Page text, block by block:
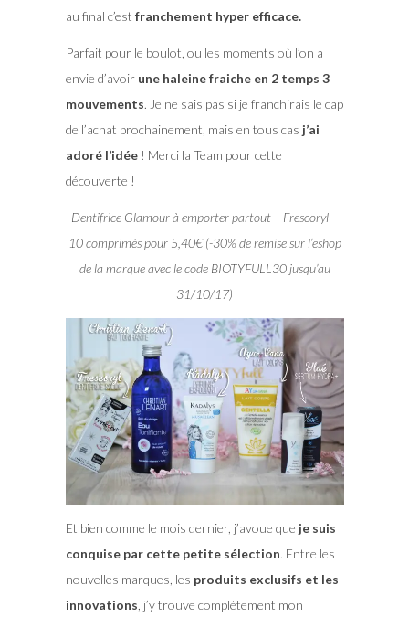
au final c’est franchement hyper efficace.
Parfait pour le boulot, ou les moments où l’on a
envie d’avoirune haleine fraiche en 2 temps 3
mouvements. Je ne sais pas si je franchirais le cap
de l’achat prochainement, mais en tous cas j’ai
adoré l’idée! Merci la Team pour cette
découverte !
Dentifrice Glamour à emporter partout – Frescoryl –
10 comprimés pour 5,40€ (-30% de remise sur l’eshop
de la marque avec le code BIOTYFULL30 jusqu’au
31/10/17)
Et bien comme le mois dernier, j’avoue que je suis
conquise par cette petite sélection. Entre les
nouvelles marques, les produits exclusifs et les
innovations , j’y trouve complètement mon